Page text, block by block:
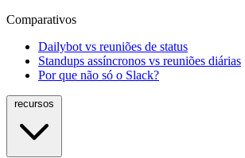
Comparativos
Dailybot vs reuniões de status
Standups assíncronos vs reuniões diárias
Por que não só o Slack?